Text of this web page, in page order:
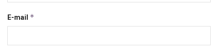
E-mail *